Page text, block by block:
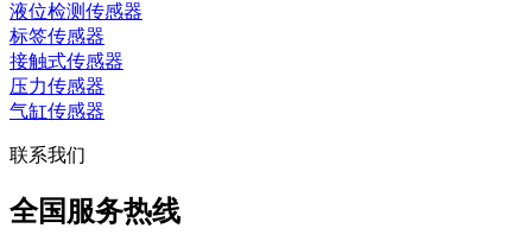
液位检测传感器
标签传感器
接触式传感器
压力传感器
气缸传感器
联系我们
全国服务热线